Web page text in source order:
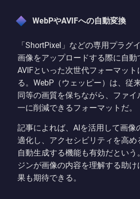
WebPやAVIFへの自動変換
「ShortPixel」などの専用プラグ
画像をアップロードする際に自動
AVIFといった次世代フォーマッ
る。WebP（ウェッピー）は、従
同等の画質を保ちながら、ファ
一に削減できるフォーマットだ。
記事によれば、AIを活用して画像
適化し、アクセシビリティを高め
自動生成する機能も有効だとい
ジンが画像の内容を理解する助け
果も期待できる。